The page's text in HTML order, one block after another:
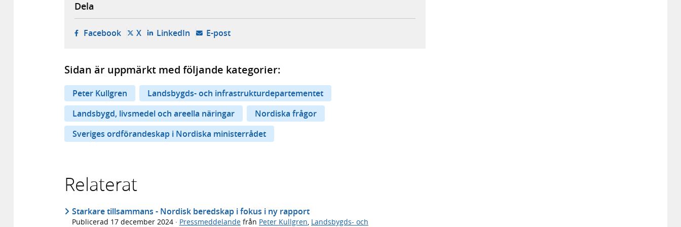
Dela
Facebook- öppnas i ny flik, extern webbplats,
X- öppnas i ny flik, extern webbplats,
LinkedIn- öppnas i ny flik, extern webbplats,
E-post- öppnar din e-postklient,
Sidan är uppmärkt med följande kategorier:
Peter Kullgren
Landsbygds- och infrastrukturdepartementet
Landsbygd, livsmedel och areella näringar
Nordiska frågor
Sveriges ordförandeskap i Nordiska ministerrådet
Relaterat
Starkare tillsammans - Nordisk beredskap i fokus i ny rapport
Publicerad 17 december 2024 · Pressmeddelande från Peter Kullgren, Landsbygds- och